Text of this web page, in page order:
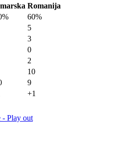
Romanija
60%
5
3
0
2
10
9
+1
- Play out